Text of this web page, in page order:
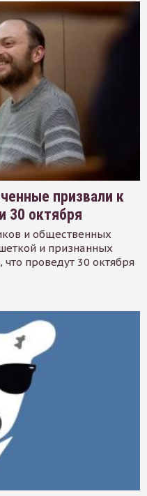
призвали к
30 октября
и общественных
и признанных
проведут 30 октября